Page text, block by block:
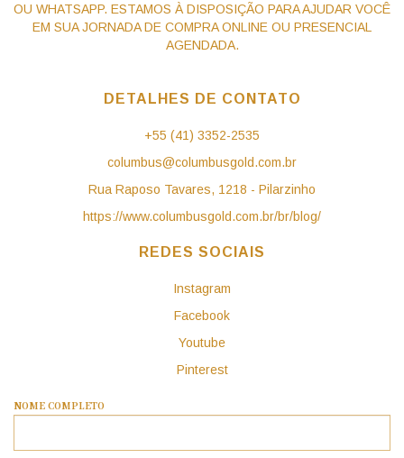
OU WHATSAPP. ESTAMOS À DISPOSIÇÃO PARA AJUDAR VOCÊ
EM SUA JORNADA DE COMPRA ONLINE OU PRESENCIAL
AGENDADA.
DETALHES DE CONTATO
+55 (41) 3352-2535
columbus@columbusgold.com.br
Rua Raposo Tavares, 1218 - Pilarzinho
https://www.columbusgold.com.br/br/blog/
REDES SOCIAIS
Instagram
Facebook
Youtube
Pinterest
NOME COMPLETO